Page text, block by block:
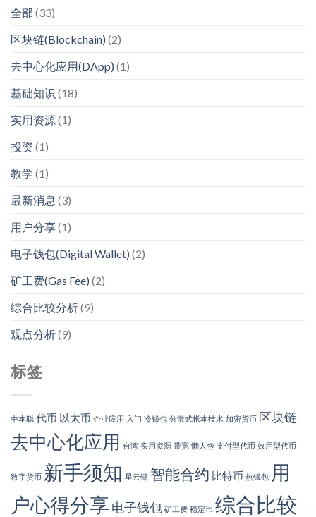
全部 (33)
区块链(Blockchain) (2)
去中心化应用(DApp) (1)
基础知识 (18)
实用资源(1)
投资 (1)
教学 (1)
最新消息 (3)
用户分享(1)
电子钱包(Digital Wallet) (2)
矿工费(Gas Fee) (2)
综合比较分析(9)
观点分析(9)
标签
中本聪 代币 以太币 企业应用 入门 冷钱包 分散式帐本技术 加密货币 区块链
去中心化应用 台湾 实用资源 带宽 懒人包 支付型代币 效用型代币
数字货币 新手须知 星云链 智能合约 比特币 热钱包 用
户心得分享 电子钱包 矿工费 稳定币 综合比较